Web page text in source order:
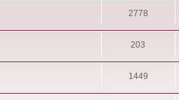
2778
203
1449